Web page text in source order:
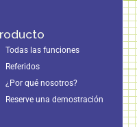
Todas las funciones
Referidos
¿Por qué nosotros?
Reserve una demostración